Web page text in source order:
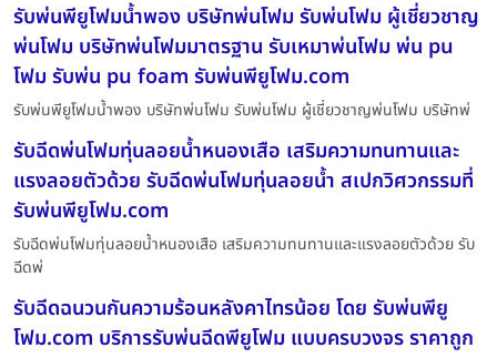
รับพ่นพียูโฟมน้ำพอง บริษัทพ่นโฟม รับพ่นโฟม ผู้เชี่ยวชาญ
พ่นโฟม บริษัทพ่นโฟมมาตรฐาน รับเหมาพ่นโฟม พ่น pu
โฟม รับพ่น pu foam รับพ่นพียูโฟม.com
รับพ่นพียูโฟมน้ำพอง บริษัทพ่นโฟม รับพ่นโฟม ผู้เชี่ยวชาญพ่นโฟม บริษัทพ่
รับฉีดพ่นโฟมทุ่นลอยน้ำหนองเสือ เสริมความทนทานและ
แรงลอยตัวด้วย รับฉีดพ่นโฟมทุ่นลอยน้ำ สเปกวิศวกรรมที่
รับพ่นพียูโฟม.com
รับฉีดพ่นโฟมทุ่นลอยน้ำหนองเสือ เสริมความทนทานและแรงลอยตัวด้วย รับ
ฉีดพ่
รับฉีดฉนวนกันความร้อนหลังคาไทรน้อย โดย รับพ่นพียู
โฟม.com บริการรับพ่นฉีดพียูโฟม แบบครบวงจร ราคาถูก